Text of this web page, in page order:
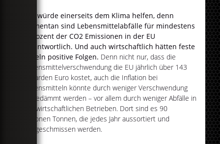
Das würde einerseits dem Klima helfen, denn
momentan sind Lebensmittelabfälle für mindestens
6 Prozent der CO2 Emissionen in der EU
verantwortlich. Und auch wirtschaftlich hätten feste
Regeln positive Folgen. Denn nicht nur, dass die
Lebensmittelverschwendung die EU jährlich über 143
Milliarden Euro kostet, auch die Inflation bei
Lebensmitteln könnte durch weniger Verschwendung
eingedämmt werden – vor allem durch weniger Abfälle in
landwirtschaftlichen Betrieben. Dort sind es 90
Millionen Tonnen, die jedes Jahr aussortiert und
weggeschmissen werden.